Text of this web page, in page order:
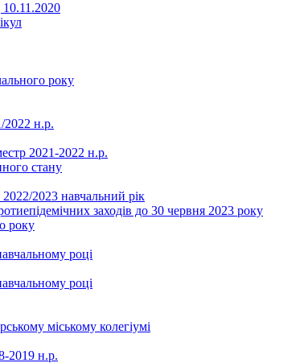
10.11.2020
року
2022 н.р.
2021-2022 н.р.
стану
2022/2023 навчальний рік
заходів до 30 червня 2023 року
року
році
році
міському колегіумі
2019 н.р.